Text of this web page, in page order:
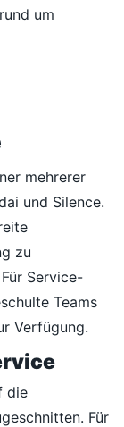
um
mehrerer
und Silence.
zu
Service-
Teams
Verfügung.
die
Für